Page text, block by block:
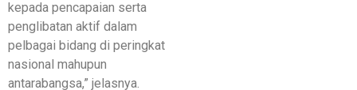
kepada pencapaian serta
penglibatan aktif dalam
pelbagai bidang di peringkat
nasional mahupun
antarabangsa,” jelasnya.